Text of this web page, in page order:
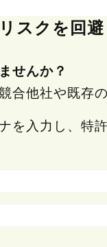
スクを回避
せんか？
合他社や既存
を入力し、特